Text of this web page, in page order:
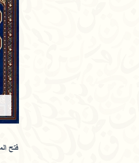
فتح